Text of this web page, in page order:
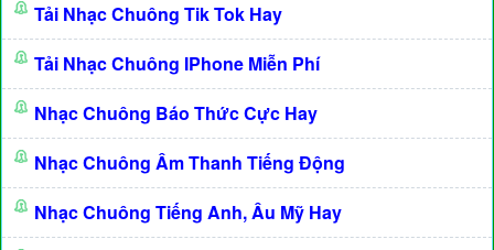
Tải Nhạc Chuông Tik Tok Hay
Tải Nhạc Chuông IPhone Miễn Phí
Nhạc Chuông Báo Thức Cực Hay
Nhạc Chuông Âm Thanh Tiếng Động
Nhạc Chuông Tiếng Anh, Âu Mỹ Hay